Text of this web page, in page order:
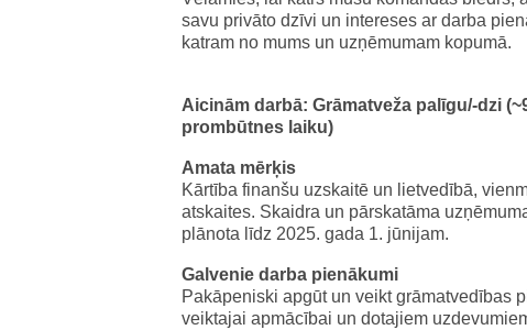
savu privāto dzīvi un intereses ar darba
katram no mums un uzņēmumam kopumā.
Aicinām darbā: Grāmatveža palīgu/-dzi
prombūtnes laiku)
Amata mērķis
Kārtība finanšu uzskaitē un lietvedībā,
atskaites. Skaidra un pārskatāma
plānota līdz 2025. gada 1. jūnijam.
Galvenie darba pienākumi
Pakāpeniski apgūt un veikt grāmatvedības
veiktajai apmācībai un dotajiem